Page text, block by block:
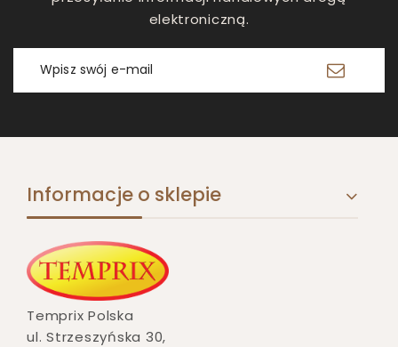
elektroniczną.
Informacje o sklepie
Temprix Polska
ul. Strzeszyńska 30,